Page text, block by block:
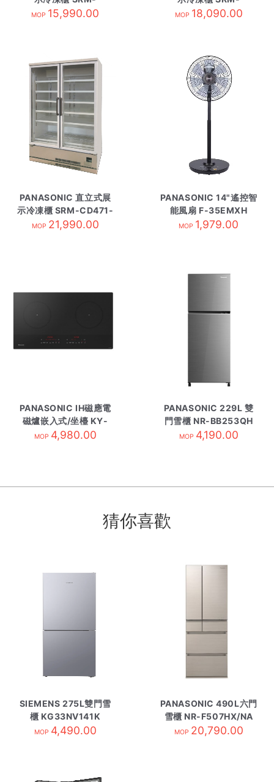
CDC319NL-TS3
MOP 15,990.00
CDC419NL-TS4
MOP 18,090.00
PANASONIC 直立式展
示冷凍櫃 SRM-CD471-
L
MOP 21,990.00
PANASONIC 14"遙控智
能風扇 F-35EMXH
MOP 1,979.00
PANASONIC IH磁應電
磁爐嵌入式/坐檯 KY-
H1WZ70
MOP 4,980.00
PANASONIC 229L 雙
門雪櫃 NR-BB253QH
銀色
MOP 4,190.00
猜你喜歡
SIEMENS 275L雙門雪
櫃 KG33NV141K
MOP 4,490.00
PANASONIC 490L六門
雪櫃 NR-F507HX/NA
香濱金
MOP 20,790.00